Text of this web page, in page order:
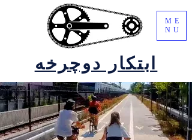
ابتکار دوچرخه
ME
NU